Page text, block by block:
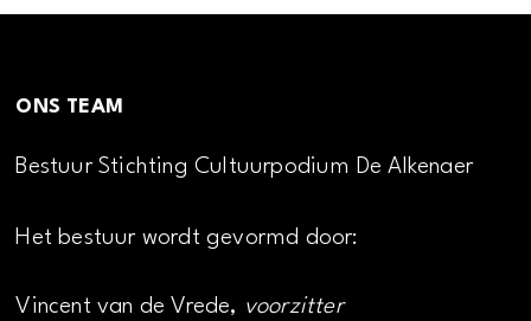
ONS TEAM
Bestuur Stichting Cultuurpodium De Alkenaer
Het bestuur wordt gevormd door:
Vincent van de Vrede, voorzitter